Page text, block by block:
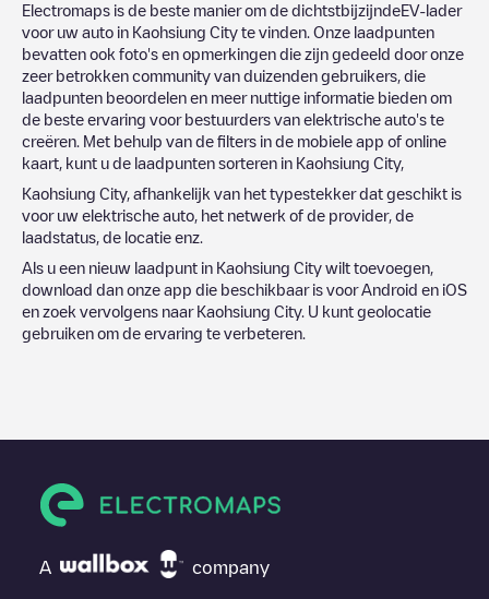
Electromaps is de beste manier om de dichtstbijzijndeEV-lader
voor uw auto in Kaohsiung City te vinden. Onze laadpunten
bevatten ook foto's en opmerkingen die zijn gedeeld door onze
zeer betrokken community van duizenden gebruikers, die
laadpunten beoordelen en meer nuttige informatie bieden om
de beste ervaring voor bestuurders van elektrische auto's te
creëren. Met behulp van de filters in de mobiele app of online
kaart, kunt u de laadpunten sorteren in Kaohsiung City,
Kaohsiung City, afhankelijk van het typestekker dat geschikt is
voor uw elektrische auto, het netwerk of de provider, de
laadstatus, de locatie enz.
Als u een nieuw laadpunt in Kaohsiung City wilt toevoegen,
download dan onze app die beschikbaar is voor Android en iOS
en zoek vervolgens naar Kaohsiung City. U kunt geolocatie
gebruiken om de ervaring te verbeteren.
A company